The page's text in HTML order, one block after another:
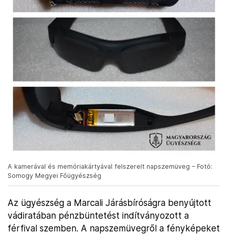
A kamerával és memóriakártyával felszerelt napszemüveg – Fotó:
Somogy Megyei Főügyészség
Az ügyészség a Marcali Járásbíróságra benyújtott
vádiratában pénzbüntetést indítványozott a
férfival szemben. A napszemüvegről a fényképeket